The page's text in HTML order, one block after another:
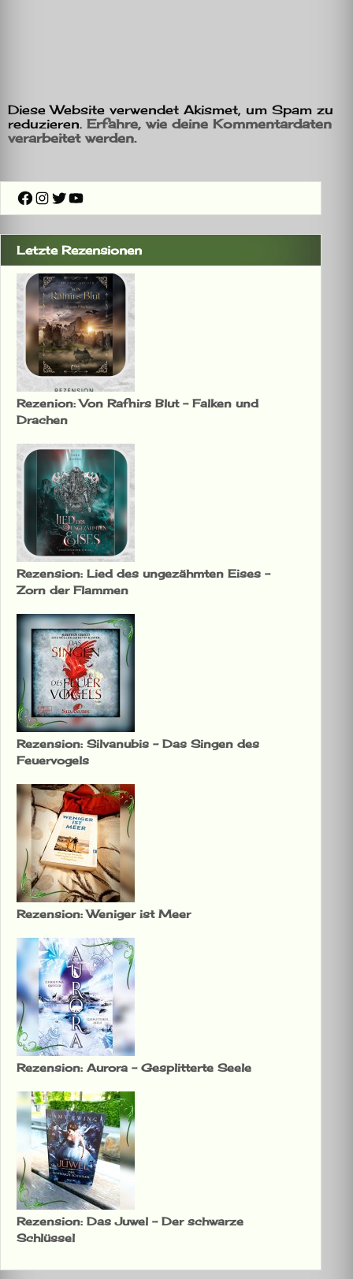
Diese Website verwendet Akismet, um Spam zu
reduzieren. Erfahre, wie deine Kommentardaten
verarbeitet werden.
Facebook
Instagram
Twitter
YouTube
Letzte Rezensionen
Rezenion: Von Rafnirs Blut – Falken und
Drachen
Rezension: Lied des ungezähmten Eises –
Zorn der Flammen
Rezension: Silvanubis – Das Singen des
Feuervogels
Rezension: Weniger ist Meer
Rezension: Aurora – Gesplitterte Seele
Rezension: Das Juwel – Der schwarze
Schlüssel